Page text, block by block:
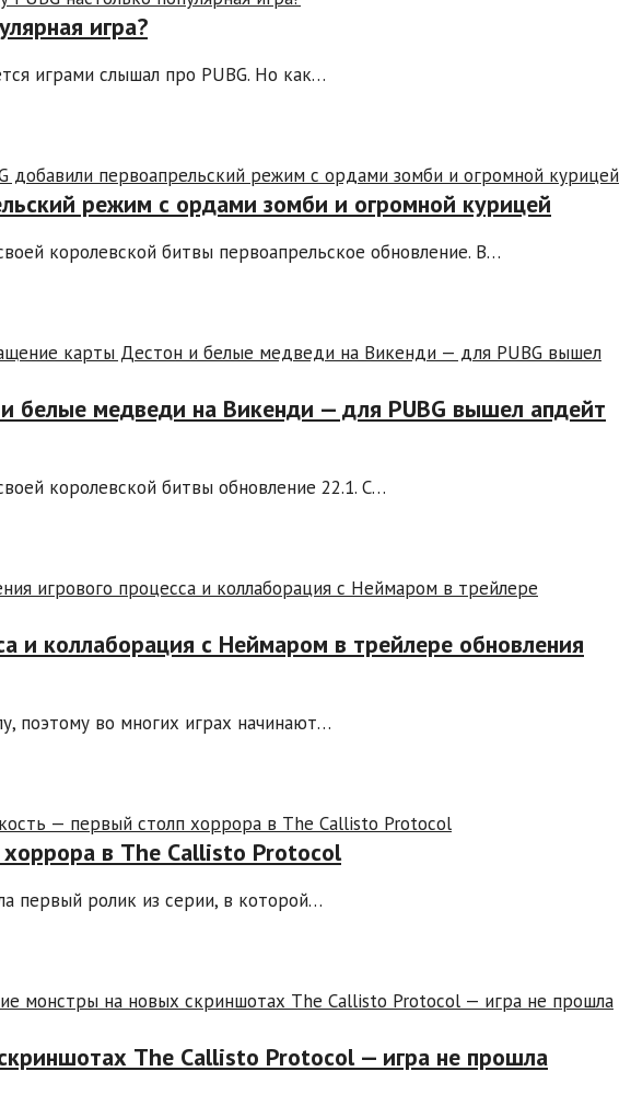
игра?
играми слышал про PUBG. Но как…
режим с ордами зомби и огромной курицей
королевской битвы первоапрельское обновление. В…
белые медведи на Викенди — для PUBG вышел апдейт
королевской битвы обновление 22.1. С…
и коллаборация с Неймаром в трейлере обновления
поэтому во многих играх начинают…
в The Callisto Protocol
первый ролик из серии, в которой…
The Callisto Protocol — игра не прошла